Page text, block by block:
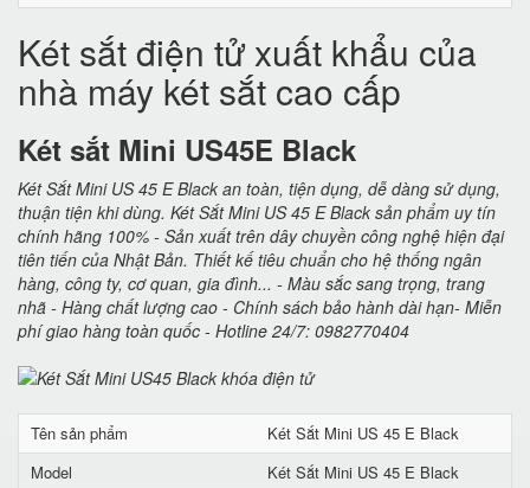
Két sắt điện tử xuất khẩu của
nhà máy két sắt cao cấp
Két sắt Mini US45E Black
Két Sắt Mini US 45 E Black an toàn, tiện dụng, dễ dàng sử dụng,
thuận tiện khi dùng. Két Sắt Mini US 45 E Black sản phẩm uy tín
chính hãng 100% - Sản xuất trên dây chuyền công nghệ hiện đại
tiên tiến của Nhật Bản. Thiết kế tiêu chuẩn cho hệ thống ngân
hàng, công ty, cơ quan, gia đình... - Màu sắc sang trọng, trang
nhã - Hàng chất lượng cao - Chính sách bảo hành dài hạn- Miễn
phí giao hàng toàn quốc - Hotline 24/7: 0982770404
Tên sản phẩm
Két Sắt Mini US 45 E Black
Model
Két Sắt Mini US 45 E Black